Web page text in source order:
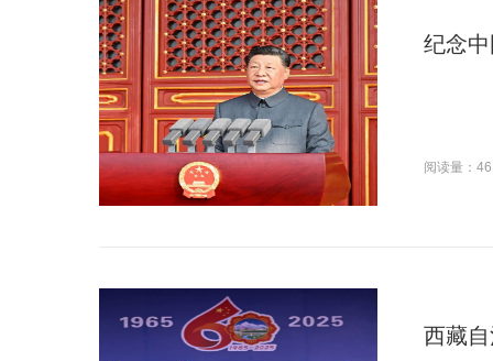
纪念
阅读量：
西藏